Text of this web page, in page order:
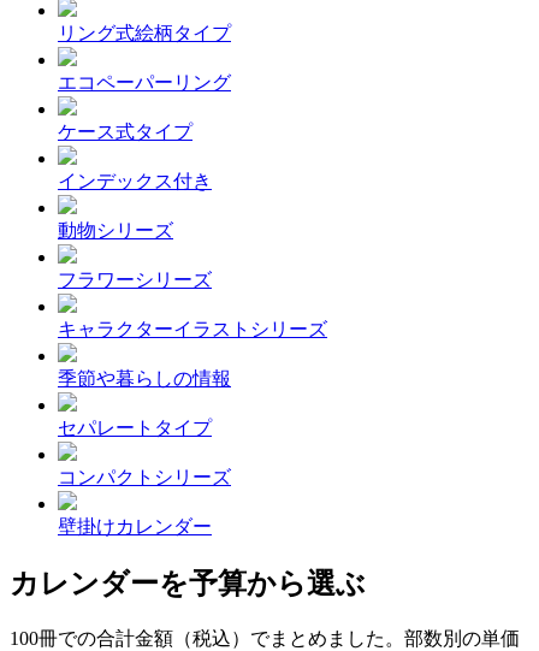
リング式絵柄タイプ
エコペーパーリング
ケース式タイプ
インデックス付き
動物シリーズ
フラワーシリーズ
キャラクターイラストシリーズ
季節や暮らしの情報
セパレートタイプ
コンパクトシリーズ
壁掛けカレンダー
カレンダーを予算から選ぶ
100冊での合計金額（税込）でまとめました。部数別の単価